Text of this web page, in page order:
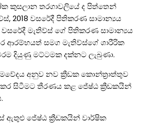
කුසලාන තරගාවලියේ ද පිත්තෙන්
2018 වසරේදී පිතිකරණ සාමාන්‍යය
වසරේදී මැතිව්ස් ගේ පිතිකරණ සාමාන්‍යය
ආරම්භයත් සමග මැතිව්ස්ගේ ශාරීරික
දියුණු මට්ටමක දක්නට ලැබුණා.
අනුව නව ක්‍රීඩක කොන්ත්‍රාත්තුව
සිටීමට තීරණය කළ ජේෂ්ඨ ක්‍රීඩකයින්
ඇතුළු ජේෂ්ඨ ක්‍රීඩකයින් වාර්ෂික